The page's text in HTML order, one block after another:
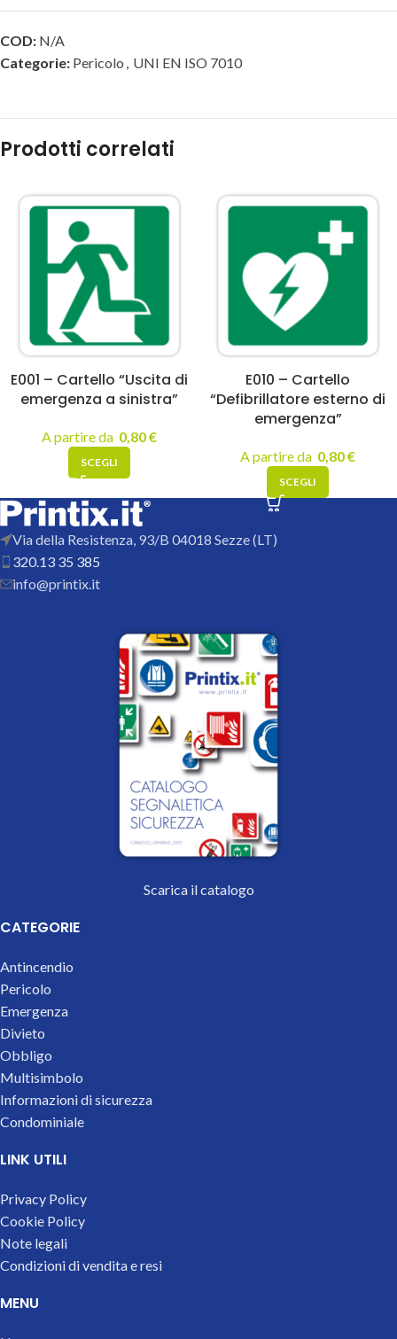
COD: N/A
Categorie: Pericolo , UNI EN ISO 7010
Prodotti correlati
E001 – Cartello “Uscita di
emergenza a sinistra”
A partire da 0,80€
SCEGLI
E010 – Cartello
“Defibrillatore esterno di
emergenza”
A partire da 0,80€
SCEGLI
Via della Resistenza, 93/B 04018 Sezze (LT)
320.13 35 385
info@printix.it
Scarica il catalogo
CATEGORIE
Antincendio
Pericolo
Emergenza
Divieto
Obbligo
Multisimbolo
Informazioni di sicurezza
Condominiale
LINK UTILI
Privacy Policy
Cookie Policy
Note legali
Condizioni di vendita e resi
MENU